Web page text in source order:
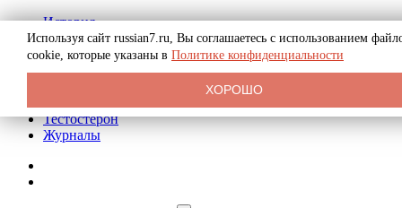
История
Биография
Криминал
Реклама на сайте
Тестостерон
Журналы
Используя сайт russian7.ru, Вы соглашаетесь с использованием
cookie, которые указаны в Политике конфиденциальности
ХОРОШО